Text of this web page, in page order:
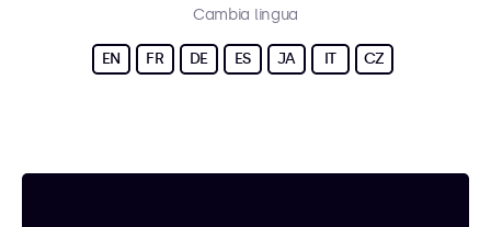
Cambia lingua
EN FR DE ES JA IT CZ